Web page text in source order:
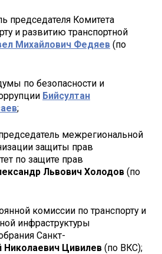
председателя Комитета
и развитию транспортной
Михайлович Федяев (по
по безопасности и
Бийсултан
;
межрегиональной
защиты прав
по защите прав
Львович Холодов (по
комиссии по транспорту и
инфраструктуры
Санкт-
Николаевич Цивилев (по ВКС);